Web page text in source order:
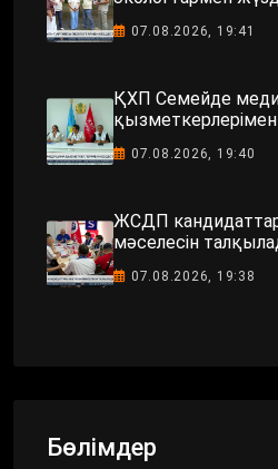
07.08.2026, 19:41
ҚХП Семейде
қызметкерлерімен
07.08.2026, 19:40
ЖСДП
мәселесін
07.08.2026, 19:38
Бөлімдер